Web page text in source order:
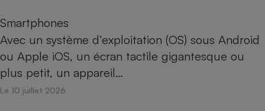
Smartphones
Avec un système d’exploitation (OS) sous Android
ou Apple iOS, un écran tactile gigantesque ou
plus petit, un appareil…
Le 10 juillet 2026